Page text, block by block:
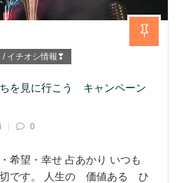
イチオシ情報❣
を見に行こう キャンペーン
0
希望・幸せ 占あかり いつも
切です。 人生の 価値ある ひ